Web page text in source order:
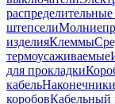
штепсели
изделияКлеммы
термоусаживаемые
для прокладки
кабель
коробовКабельный